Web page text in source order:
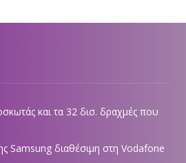
και τα 32 δισ. δραχμές που
Samsung διαθέσιμη στη Vodafone